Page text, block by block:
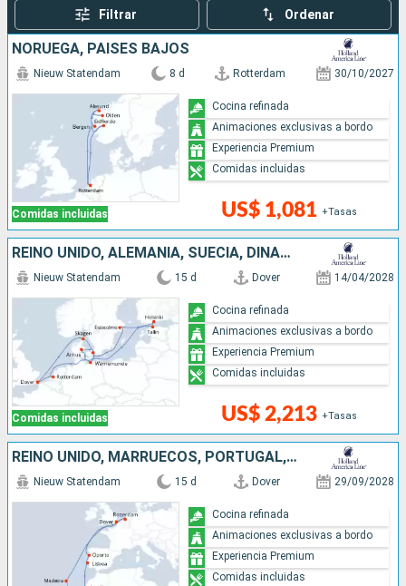
Filtrar Ordenar
NORUEGA, PAISES BAJOS
Comidas incluidas
Nieuw Statendam 8 d Rotterdam 30/10/2027
US$ 1,081 +Tasas
Cocina refinada
Animaciones exclusivas a bordo
Experiencia Premium
Comidas incluidas
REINO UNIDO, ALEMANIA, SUECIA, DINAMARCA, FINLANDIA, ESTONIA, PAISES BAJOS
Comidas incluidas
Nieuw Statendam 15 d Dover 14/04/2028
US$ 2,213 +Tasas
Cocina refinada
Animaciones exclusivas a bordo
Experiencia Premium
Comidas incluidas
REINO UNIDO, MARRUECOS, PORTUGAL, PAISES BAJOS
Nieuw Statendam 15 d Dover 29/09/2028
Cocina refinada
Animaciones exclusivas a bordo
Experiencia Premium
Comidas incluidas